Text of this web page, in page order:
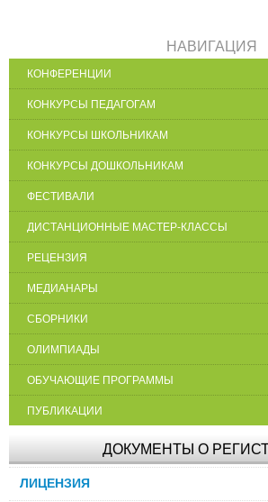
НАВИГАЦИЯ
КОНФЕРЕНЦИИ
КОНКУРСЫ ПЕДАГОГАМ
КОНКУРСЫ ШКОЛЬНИКАМ
КОНКУРСЫ ДОШКОЛЬНИКАМ
ФЕСТИВАЛИ
ДИСТАНЦИОННЫЕ МАСТЕР-КЛАССЫ
РЕЦЕНЗИЯ
МЕДИАНАРЫ
СБОРНИКИ
ОЛИМПИАДЫ
ОБУЧАЮЩИЕ ПРОГРАММЫ
ПУБЛИКАЦИИ
ДОКУМЕНТЫ О
ЛИЦЕНЗИЯ